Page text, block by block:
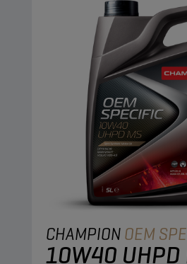
CHAMPIONOEM
10W40 UHPD